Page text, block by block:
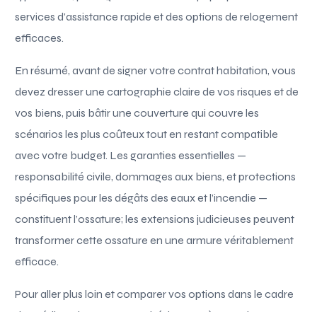
services d’assistance rapide et des options de relogement
efficaces.
En résumé, avant de signer votre contrat habitation, vous
devez dresser une cartographie claire de vos risques et de
vos biens, puis bâtir une couverture qui couvre les
scénarios les plus coûteux tout en restant compatible
avec votre budget. Les garanties essentielles —
responsabilité civile, dommages aux biens, et protections
spécifiques pour les dégâts des eaux et l’incendie —
constituent l’ossature; les extensions judicieuses peuvent
transformer cette ossature en une armure véritablement
efficace.
Pour aller plus loin et comparer vos options dans le cadre